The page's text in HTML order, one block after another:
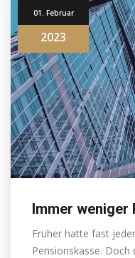
01. Februar
2023
Immer weniger
Früher hatte fast
Pensionskasse. Doch